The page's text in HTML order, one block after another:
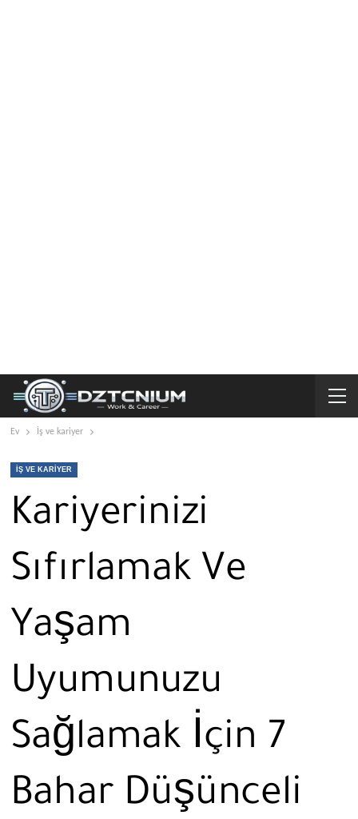
Ev İş ve kariyer
İŞ VE KARIYER
Kariyerinizi
Sıfırlamak Ve
Yaşam
Uyumunuzu
Sağlamak İçin 7
Bahar Düşünceli